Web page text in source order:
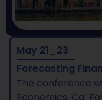
May 21_23
Forecasting
The conference
Economics, Ca’